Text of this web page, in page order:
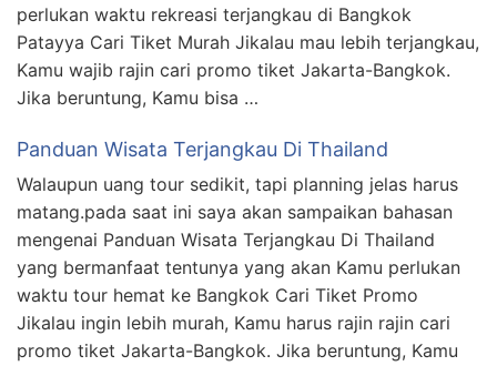
perlukan waktu rekreasi terjangkau di Bangkok
Patayya Cari Tiket Murah Jikalau mau lebih terjangkau,
Kamu wajib rajin cari promo tiket Jakarta-Bangkok.
Jika beruntung, Kamu bisa …
Panduan Wisata Terjangkau Di Thailand
Walaupun uang tour sedikit, tapi planning jelas harus
matang.pada saat ini saya akan sampaikan bahasan
mengenai Panduan Wisata Terjangkau Di Thailand
yang bermanfaat tentunya yang akan Kamu perlukan
waktu tour hemat ke Bangkok Cari Tiket Promo
Jikalau ingin lebih murah, Kamu harus rajin rajin cari
promo tiket Jakarta-Bangkok. Jika beruntung, Kamu